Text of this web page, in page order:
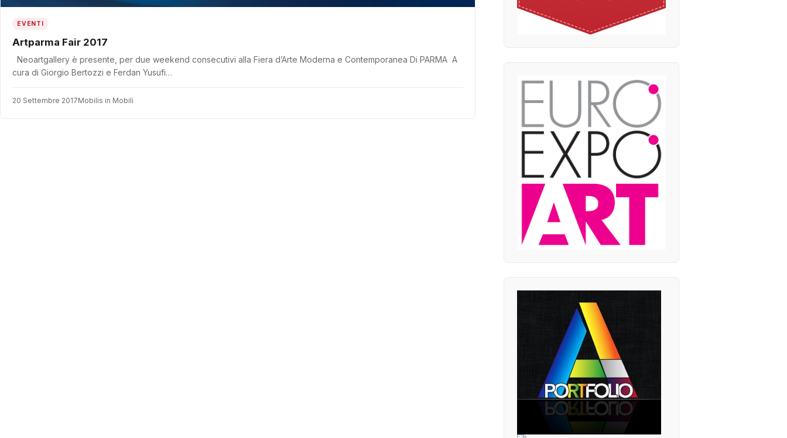
EVENTI
Artparma Fair 2017
Neoartgallery è presente, per due weekend consecutivi alla Fiera d’Arte Moderna e Contemporanea Di PARMA A
cura di Giorgio Bertozzi e Ferdan Yusufi…
20 Settembre 2017Mobilis in Mobili